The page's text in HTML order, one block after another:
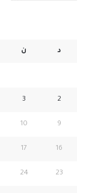
د ن
2
3
9
10
16
17
23
24